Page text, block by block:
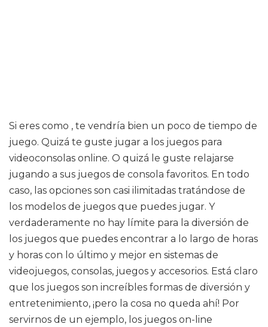
Si eres como , te vendría bien un poco de tiempo de
juego. Quizá te guste jugar a los juegos para
videoconsolas online. O quizá le guste relajarse
jugando a sus juegos de consola favoritos. En todo
caso, las opciones son casi ilimitadas tratándose de
los modelos de juegos que puedes jugar. Y
verdaderamente no hay límite para la diversión de
los juegos que puedes encontrar a lo largo de horas
y horas con lo último y mejor en sistemas de
videojuegos, consolas, juegos y accesorios. Está claro
que los juegos son increíbles formas de diversión y
entretenimiento, ¡pero la cosa no queda ahí! Por
servirnos de un ejemplo, los juegos on-line